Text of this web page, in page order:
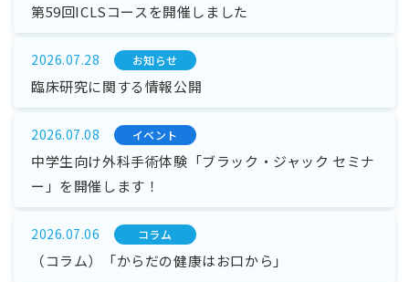
第59回ICLSコースを開催しました
2026.07.28 お知らせ
臨床研究に関する情報公開
2026.07.08 イベント
中学生向け外科手術体験「ブラック・ジャック セミナ
ー」を開催します！
2026.07.06 コラム
（コラム）「からだの健康はお口から」